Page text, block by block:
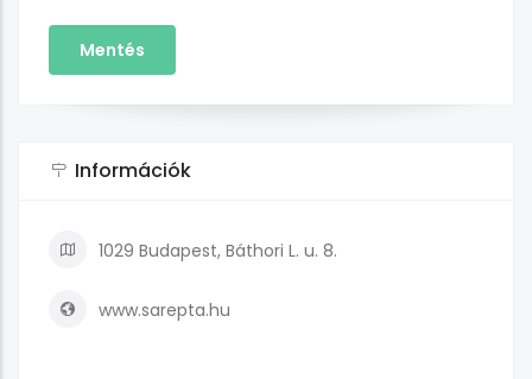
Információk
1029 Budapest, Báthori L. u. 8.
www.sarepta.hu